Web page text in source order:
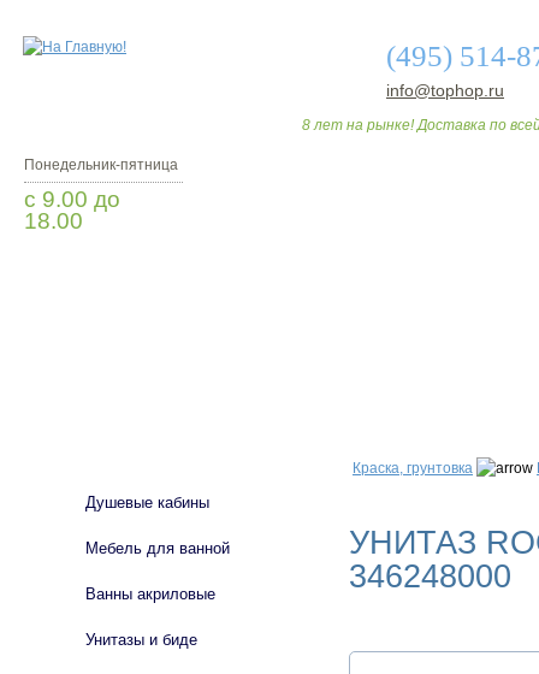
(495) 514-
info@tophop.ru
8 лет на рынке! Доставка по
Понедельник-пятница
с 9.00 до
18.00
Краска, грунтовка
УНИТАЗ
346248000
Душевые кабины
Мебель для ванной
Ванны акриловые
Унитазы и биде